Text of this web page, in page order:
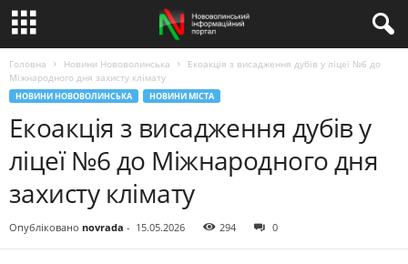
Головна Новини Нововолинська
Екоакція з висадження дубів у ліцеї №6 до
Міжнародного дня захисту клімату
НОВИНИ НОВОВОЛИНСЬКА НОВИНИ МІСТА
Екоакція з висадження дубів у
ліцеї №6 до Міжнародного дня
захисту клімату
Опубліковано novrada - 15.05.2026 294 0